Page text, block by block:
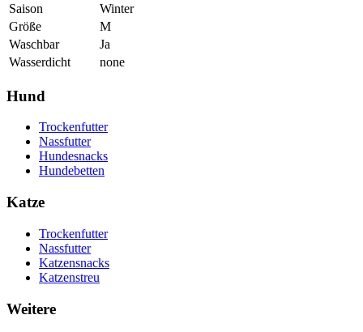
Saison
Winter
Größe
M
Waschbar
Ja
Wasserdicht
none
Hund
Trockenfutter
Nassfutter
Hundesnacks
Hundebetten
Katze
Trockenfutter
Nassfutter
Katzensnacks
Katzenstreu
Weitere